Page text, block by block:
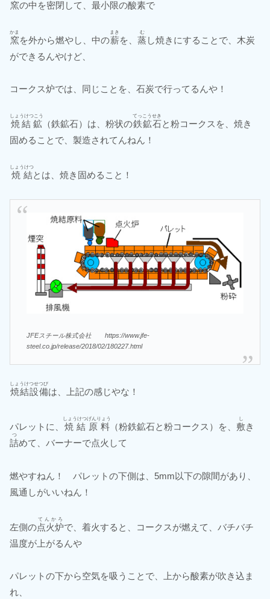
窯の中を密閉して、最小限の酸素で
窯
かま
を外から燃やし、中の薪
まき
を、 蒸
む
し焼きにすることで、木炭
ができるんやけど、
コークス炉では、同じことを、石炭で行ってるんや！
焼結鉱
しょうけつこう
（鉄鉱石）は、粉状の鉄鉱石
てっこうせき
と粉コークスを、焼き
固めることで、製造されてんねん！
焼結
しょうけつ
とは、焼き固めること！
JFEスチール株式会社 https://www.jfe-
steel.co.jp/release/2018/02/180227.html
焼結設備
しょうけつせつび
は、上記の感じやな！
パレットに、 焼結原料
しょうけつげんりょう
（粉鉄鉱石と粉コークス）を、 敷
し
き
詰
つ
めて、バーナーで点火して
燃やすねん！ パレットの下側は、5mm以下の隙間があり、
風通しがいいねん！
左側の点火炉
てんかろ
で、着火すると、コークスが燃えて、バチバチ
温度が上がるんや
パレットの下から空気を吸うことで、上から酸素が吹き込ま
れ、